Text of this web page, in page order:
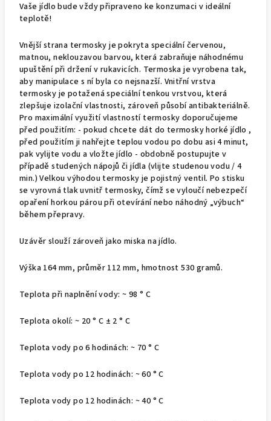
Vaše jídlo bude vždy připraveno ke konzumaci v ideální
teplotě!
Vnější strana termosky je pokryta speciální červenou,
matnou, neklouzavou barvou, která zabraňuje náhodnému
upuštění při držení v rukavicích. Termoska je vyrobena tak,
aby manipulace s ní byla co nejsnazší. Vnitřní vrstva
termosky je potažená speciální tenkou vrstvou, která
zlepšuje izolační vlastnosti, zároveň působí antibakteriálně.
Pro maximální využití vlastností termosky doporučujeme
před použitím: - pokud chcete dát do termosky horké jídlo ,
před použitím ji nahřejte teplou vodou po dobu asi 4 minut,
pak vylijte vodu a vložte jídlo - obdobně postupujte v
případě studených nápojů či jídla (vlijte studenou vodu / 4
min.) Velkou výhodou termosky je pojistný ventil. Po stisku
se vyrovná tlak uvnitř termosky, čímž se vyloučí nebezpečí
opaření horkou párou při otevírání nebo náhodný „výbuch“
během přepravy.
Uzávěr slouží zároveň jako miska na jídlo.
Výška 164 mm, průměr 112 mm, hmotnost 530 gramů.
Teplota při naplnění vody: ~ 98 ° C
Teplota okolí: ~ 20 ° C ± 2 ° C
Teplota vody po 6 hodinách: ~ 70 ° C
Teplota vody po 12 hodinách: ~ 60 ° C
Teplota vody po 12 hodinách: ~ 40 ° C